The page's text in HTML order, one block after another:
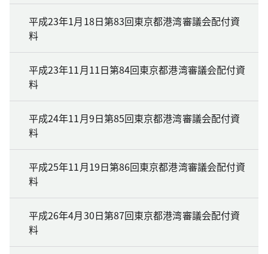
平成23年1月18日第83回東京都港湾審議会配付資
料
平成23年11月11日第84回東京都港湾審議会配付資
料
平成24年11月9日第85回東京都港湾審議会配付資
料
平成25年11月19日第86回東京都港湾審議会配付資
料
平成26年4月30日第87回東京都港湾審議会配付資
料